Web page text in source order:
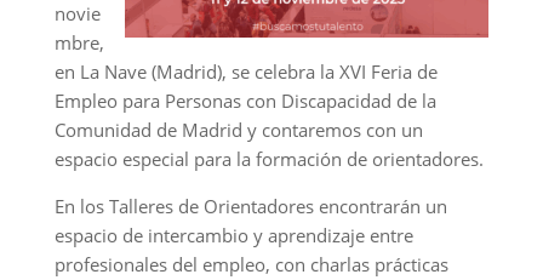
novie
mbre,
en La Nave (Madrid), se celebra la XVI Feria de
Empleo para Personas con Discapacidad de la
Comunidad de Madrid y contaremos con un
espacio especial para la formación de orientadores.
En los Talleres de Orientadores encontrarán un
espacio de intercambio y aprendizaje entre
profesionales del empleo, con charlas prácticas